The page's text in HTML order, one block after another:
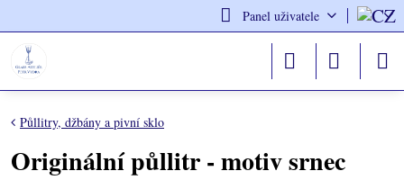
Panel uživatele
Půllitry, džbány a pivní sklo
Originální půllitr - motiv srnec